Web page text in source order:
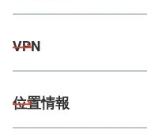
VPN
位置情報